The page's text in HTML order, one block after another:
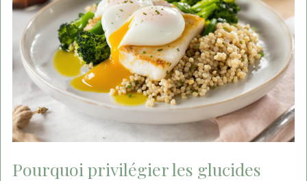
Pourquoi privilégier les glucides